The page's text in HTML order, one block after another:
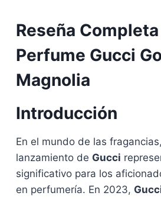
Reseña
Perfume Gucci
Magnolia
Introducción
En el mundo de las
lanzamiento de Gucci
significativo para los
en perfumería. En 2023,